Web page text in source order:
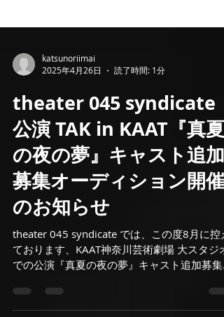
theater 045 syndicate
公演 TAK in KAAT『真夏
の夜の夢』キャスト追加
募集オーディション開催
のお知らせ
theater 045 syndicate では、この度8月に控え
ております、KAAT神奈川芸術劇場 大スタジオ
での公演『真夏の夜の夢』キャスト追加募集